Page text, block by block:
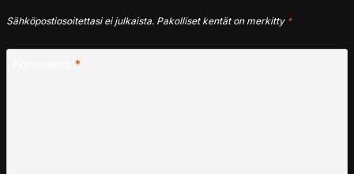
Sähköpostiosoitettasi ei julkaista. Pakolliset kentät on merkitty *
*